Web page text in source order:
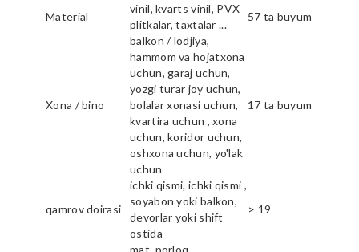
Material
vinil, kvarts vinil, PVX
plitkalar, taxtalar ...
57 ta buyum
Xona / bino
balkon / lodjiya,
hammom va hojatxona
uchun, garaj uchun,
yozgi turar joy uchun,
bolalar xonasi uchun,
kvartira uchun , xona
uchun, koridor uchun,
oshxona uchun, yo'lak
uchun
17 ta buyum
qamrov doirasi
ichki qismi, ichki qismi ,
soyabon yoki balkon,
devorlar yoki shift
ostida
> 19
mat, porloq,